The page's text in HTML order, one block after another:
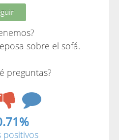
sobre el sofá.
preguntas?
positivos